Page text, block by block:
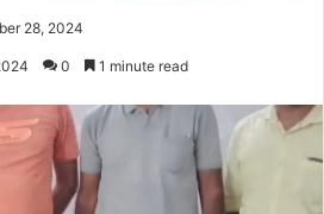
28, 2024
0 1 minute read